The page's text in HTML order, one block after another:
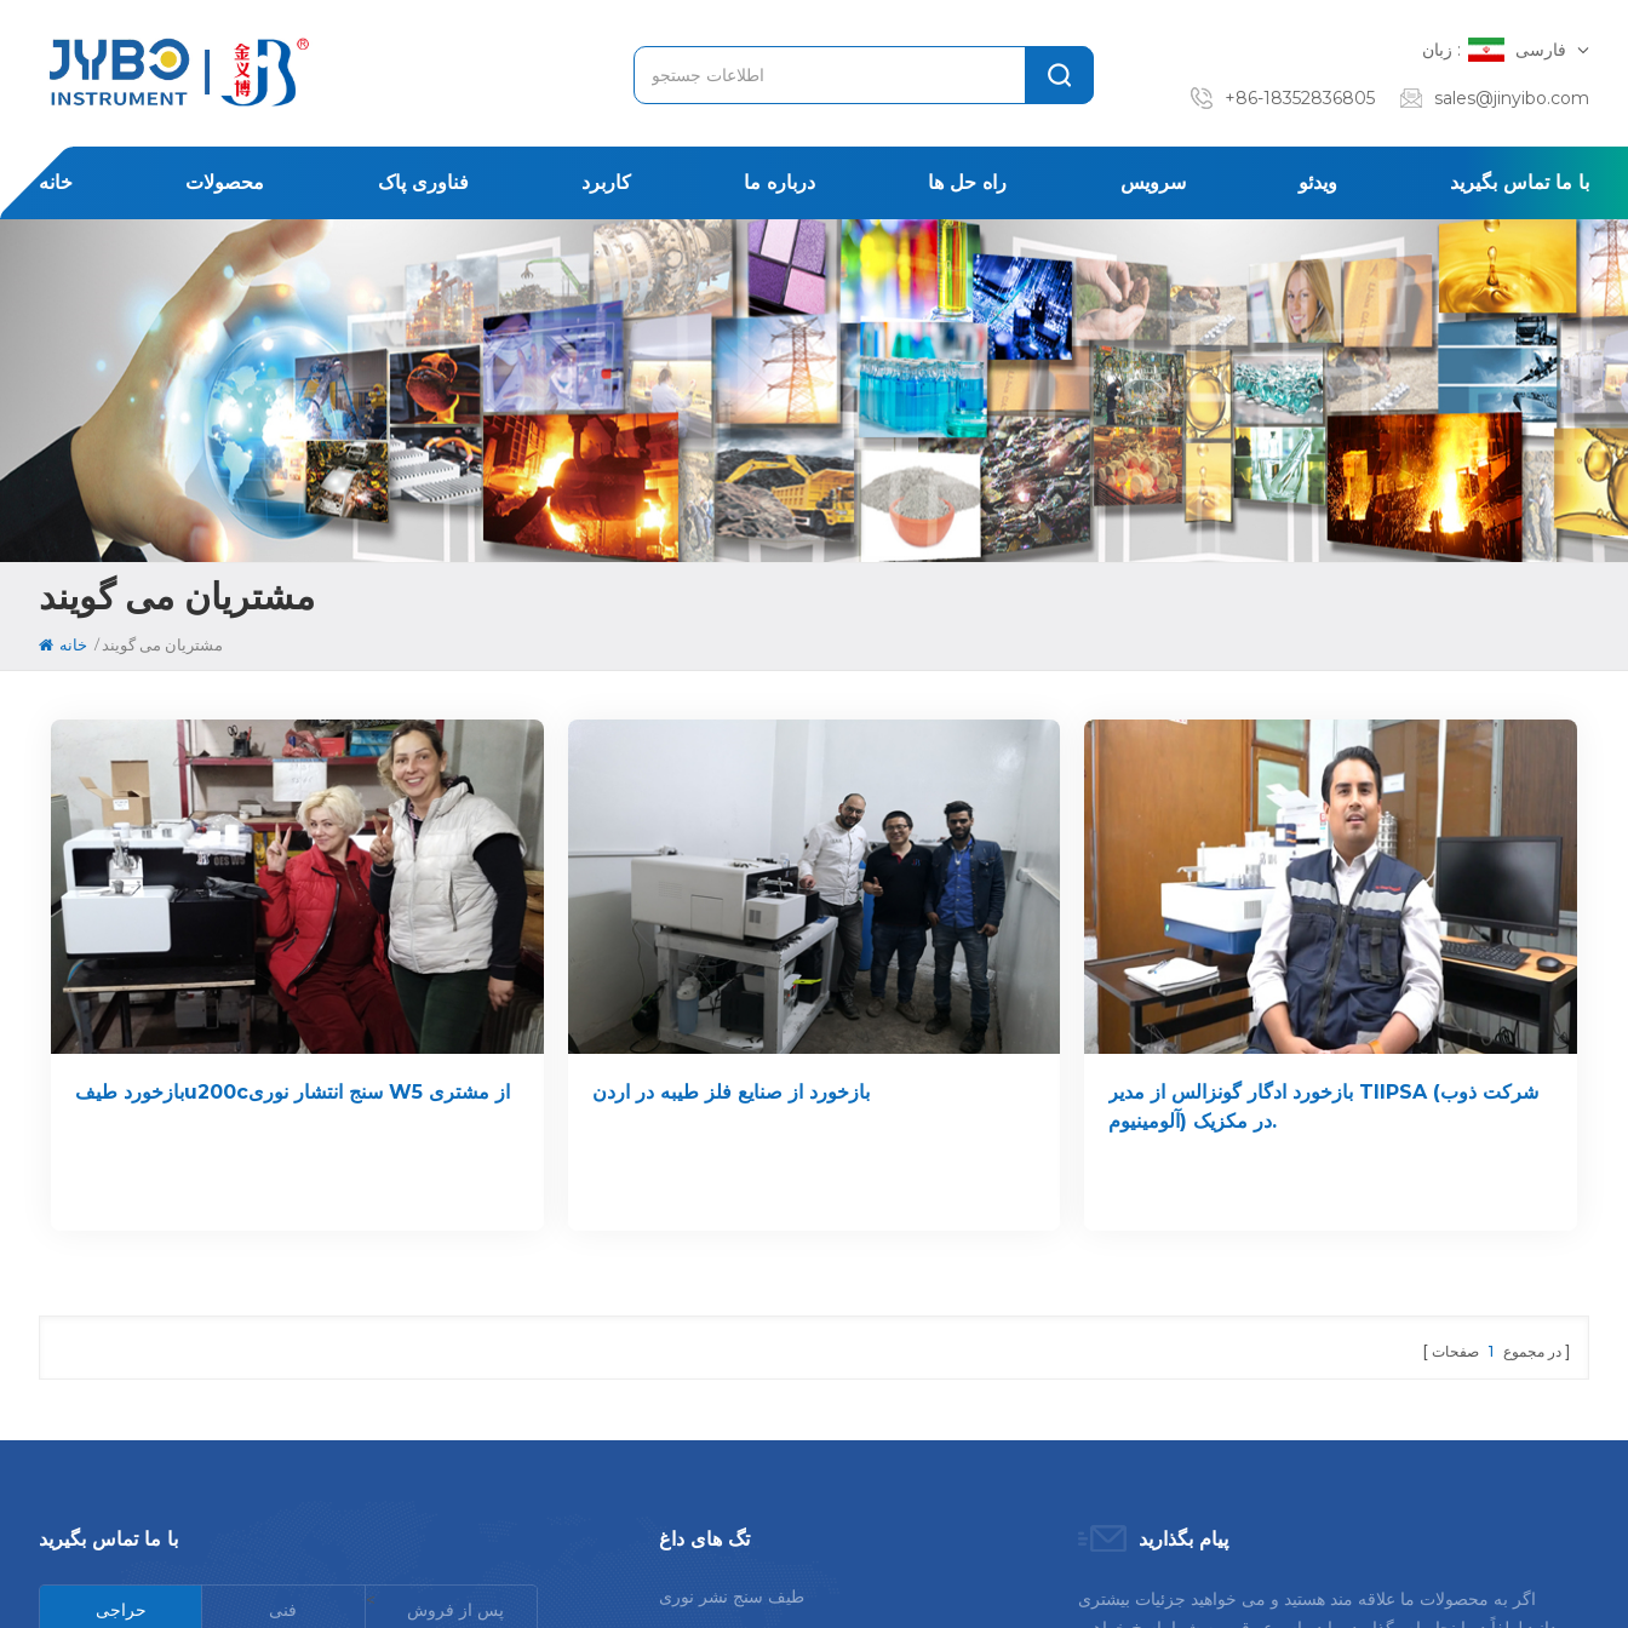
زبان : فارسی
+86-18352836805 sales@jinyibo.com
خانه محصولات فناوری پاک کاربرد درباره ما راه حل ها سرویس ویدئو با ما تماس بگیرید
مشتریان می گویند
خانه / مشتریان می گویند
بازخورد طیفu200cسنج انتشار نوری W5 از مشتری بازخورد از صنایع فلز طیبه در اردن
بازخورد ادگار گونزالس از مدیر TIIPSA (شرکت ذوب
آلومینیوم) در مکزیک.
در مجموع 1 صفحات
با ما تماس بگیرید
حراجی فنی < پس از فروش
تگ های داغ
طیف سنج نشر نوری
پیام بگذارید
اگر به محصولات ما علاقه مند هستید و می خواهید جزئیات بیشتری